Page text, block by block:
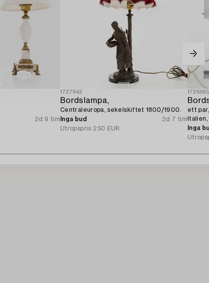
2d 9 tim
1727942
Bordslampa,
Centraleuropa, sekelskiftet 1800/1900.
Inga bud
2d 7 tim
Utropspris 250 EUR
ett
Inga